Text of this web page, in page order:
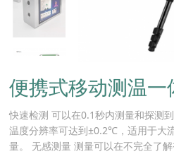
便携式移动测温一
快速检测 可以在0.1秒内测量和探测
温度分辨率可达到±0.2℃，适用于大
量。 无感测量 测量可以在不完全了